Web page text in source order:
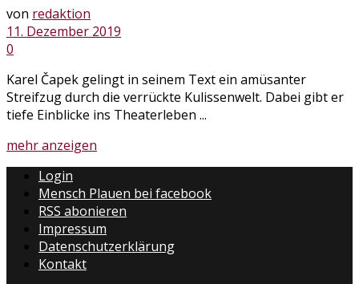
von redaktion
11. Dezember 2019
0
Karel Čapek gelingt in seinem Text ein amüsanter
Streifzug durch die verrückte Kulissenwelt. Dabei gibt er
tiefe Einblicke ins Theaterleben ...
mehr anzeigen
Login
Mensch Plauen bei facebook
RSS abonieren
Impressum
Datenschutzerklärung
Kontakt